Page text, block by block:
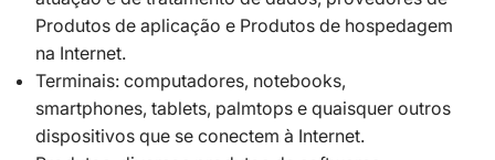
Produtos de aplicação e Produtos de hospedagem
na Internet.
Terminais: computadores, notebooks,
smartphones, tablets, palmtops e quaisquer outros
dispositivos que se conectem à Internet.